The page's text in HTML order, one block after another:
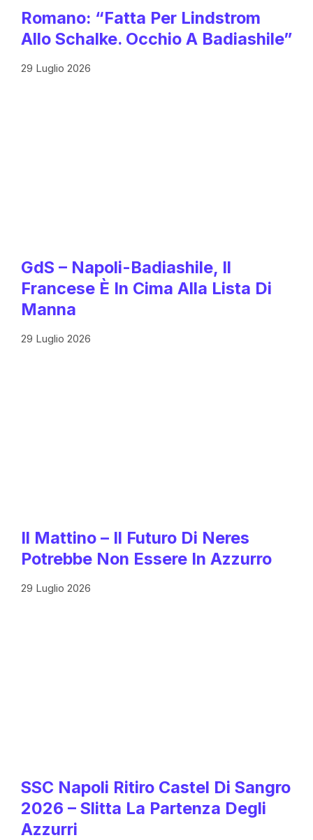
Romano: “Fatta Per Lindstrom
Allo Schalke. Occhio A Badiashile”
29 Luglio 2026
GdS – Napoli-Badiashile, Il
Francese È In Cima Alla Lista Di
Manna
29 Luglio 2026
Il Mattino – Il Futuro Di Neres
Potrebbe Non Essere In Azzurro
29 Luglio 2026
SSC Napoli Ritiro Castel Di Sangro
2026 – Slitta La Partenza Degli
Azzurri